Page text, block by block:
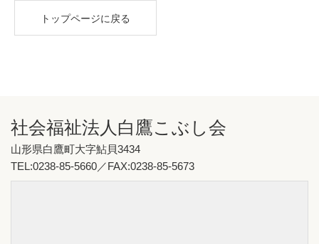
トップページに戻る
社会福祉法人白鷹こぶし会
山形県白鷹町大字鮎貝3434
TEL:0238-85-5660／FAX:0238-85-5673